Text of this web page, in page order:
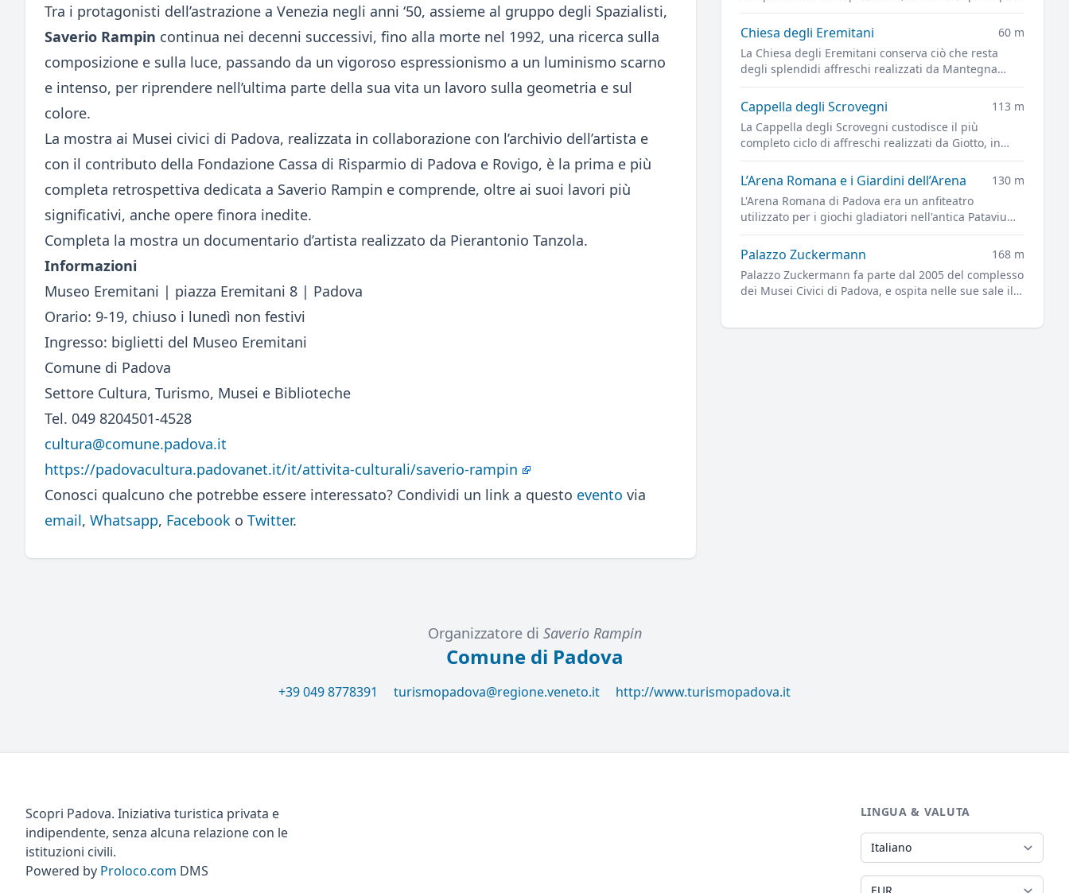
Tra i protagonisti dell’astrazione a Venezia negli anni ‘50, assieme al gruppo degli Spazialisti,
Saverio Rampin continua nei decenni successivi, fino alla morte nel 1992, una ricerca sulla
composizione e sulla luce, passando da un vigoroso espressionismo a un luminismo scarno
e intenso, per riprendere nell’ultima parte della sua vita un lavoro sulla geometria e sul
colore.
La mostra ai Musei civici di Padova, realizzata in collaborazione con l’archivio dell’artista e
con il contributo della Fondazione Cassa di Risparmio di Padova e Rovigo, è la prima e più
completa retrospettiva dedicata a Saverio Rampin e comprende, oltre ai suoi lavori più
significativi, anche opere finora inedite.
Completa la mostra un documentario d’artista realizzato da Pierantonio Tanzola.
Informazioni
Museo Eremitani | piazza Eremitani 8 | Padova
Orario: 9-19, chiuso i lunedì non festivi
Ingresso: biglietti del Museo Eremitani
Comune di Padova
Settore Cultura, Turismo, Musei e Biblioteche
Tel. 049 8204501-4528
cultura@comune.padova.it
https://padovacultura.padovanet.it/it/attivita-culturali/saverio-rampin
Conosci qualcuno che potrebbe essere interessato? Condividi un link a questo evento via
email, Whatsapp, Facebook o Twitter.
è ospitata nei chiostri dell'ex convento dei frati
Eremitani, in Piazza Eremitani.
Chiesa degli Eremitani
60 m
La Chiesa degli Eremitani conserva ciò che resta
degli splendidi affreschi realizzati da Mantegna
nella Cappella Ovetari, parzialmente distrutti dai
bombardamenti alleati del 1944
Cappella degli Scrovegni
113 m
La Cappella degli Scrovegni custodisce il più
completo ciclo di affreschi realizzati da Giotto, in
quello che è uno dei capolavori più importanti
dell'arte figurativa di tutti i tempi
L’Arena Romana e i Giardini dell’Arena
130 m
L'Arena Romana di Padova era un anfiteatro
utilizzato per i giochi gladiatori nell'antica Patavium.
L'impianto dell'Arena è ora alla base dei Giardini
dell'Arena, il principale parco cittadino.
Palazzo Zuckermann
168 m
Palazzo Zuckermann fa parte dal 2005 del complesso
dei Musei Civici di Padova, e ospita nelle sue sale il
Organizzatore di Saverio Rampin
Comune di Padova
+39 049 8778391 turismopadova@regione.veneto.it http://www.turismopadova.it
Scopri Padova. Iniziativa turistica privata e
indipendente, senza alcuna relazione con le
istituzioni civili.
Powered by Proloco.com DMS
LINGUA & VALUTA
Lingua
Valuta